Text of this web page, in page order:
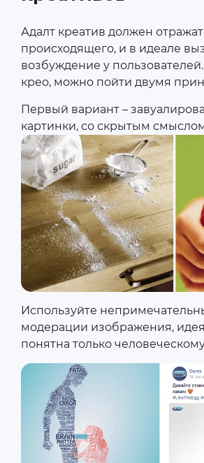
Адалт креатив должен
происходящего, и в идеале
возбуждение у
крео, можно пойти двумя
Первый вариант –
картинки, со скрытым
Используйте
модерации изображения,
понятна только человеческому